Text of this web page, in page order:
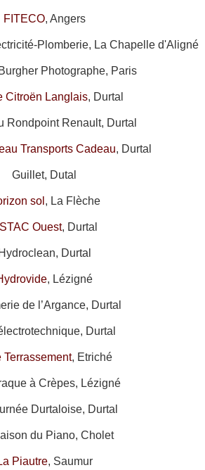
FITECO, Angers
Plomberie, La Chapelle d'Aligné
Photographe, Paris
Citroën Langlais, Durtal
Rondpoint Renault, Durtal
Transports Cadeau, Durtal
Guillet, Dutal
sol , La Flèche
Ouest, Durtal
Hydroclean, Durtal
, Lézigné
de l’Argance, Durtal
Durtal
Terrassement, Etriché
à Crèpes, Lézigné
Durtaloise, Durtal
du Piano, Cholet
Piautre, Saumur